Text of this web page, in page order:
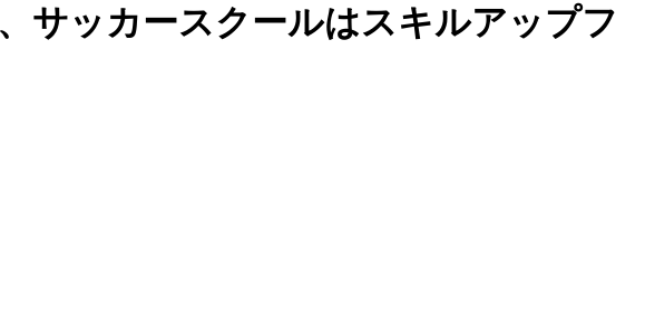
サッカースクールはスキルアップフ